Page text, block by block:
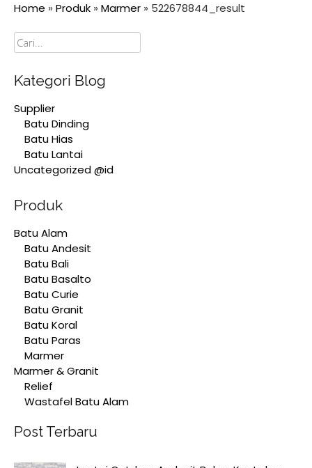
Home » Produk » Marmer » 522678844_result
Cari
Kategori Blog
Supplier
Batu Dinding
Batu Hias
Batu Lantai
Uncategorized @id
Produk
Batu Alam
Batu Andesit
Batu Bali
Batu Basalto
Batu Curie
Batu Granit
Batu Koral
Batu Paras
Marmer
Marmer & Granit
Relief
Wastafel Batu Alam
Post Terbaru